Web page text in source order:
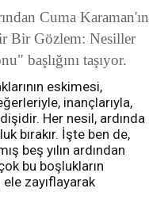
Cuma Karaman'ın
Bir Gözlem: Nesiller
başlığını taşıyor.
eskimesi,
inançlarıyla,
Her nesil, ardında
bırakır. İşte ben de,
beş yılın ardından
bu boşlukların
zayıflayarak